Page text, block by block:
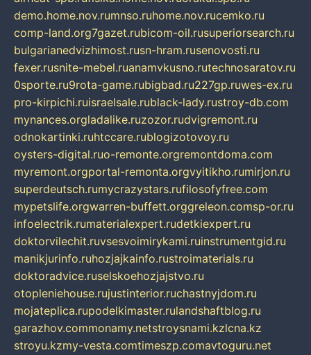
demo.home.nov.rumnso.ruhome.nov.rucemko.ru
comp-land.org7gazet.rubicom-oil.rusuperiorsearch.ru
bulgarianedvizhimost.rusn-hram.rusenovosti.ru
fexer.rusnite-mebel.ruanamvkusno.rutechnosaratov.ru
0sporte.ru9rota-game.rubigbad.ru227gp.ruwes-ex.ru
pro-kirpichi.ruisraelsale.rublack-lady.rustroy-db.com
mynances.orgladalike.ruzozor.rudvigremont.ru
odnokartinki.ruhtccare.rublogizotovoy.ru
oysters-digital.ruo-remonte.orgremontdoma.com
myremont.orgportal-remonta.orgvyitikho.rumirjon.ru
superdeutsch.rumycrazystars.rufilosofyfree.com
mypetslife.orgwarren-buffett.orggreleon.comsp-or.ru
infoelectrik.rumaterialexpert.rudetkiexpert.ru
doktorvilechit.ruvsesvoimirykami.ruinstrumentgid.ru
manikjurinfo.ruhozjajkainfo.rustroimaterials.ru
doktoradvice.ruselskoehozjajstvo.ru
otopleniehouse.rujustinterior.ruchastnyjdom.ru
mojateplica.rupodelkimaster.rulandshaftblog.ru
garazhov.commonamy.netstroysnami.kzlcna.kz
stroyu.kzmy-vesta.comtimeszp.comavtoguru.net